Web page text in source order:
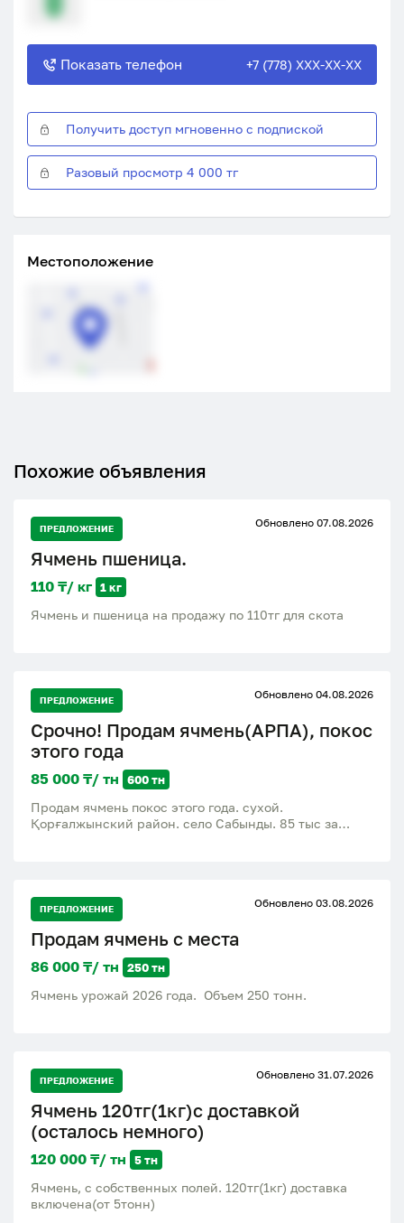
Показать телефон +7 (778) XXX-XX-XX
Получить доступ мгновенно с подпиской
Разовый просмотр 4 000 тг
Местоположение
Похожие объявления
ПРЕДЛОЖЕНИЕ Обновлено 07.08.2026
Ячмень пшеница.
110 ₸/ кг 1 кг
Ячмень и пшеница на продажу по 110тг для скота
ПРЕДЛОЖЕНИЕ Обновлено 04.08.2026
Срочно! Продам ячмень(АРПА), покос
этого года
85 000 ₸/ тн 600 тн
Продам ячмень покос этого года. сухой.
Қорғалжынский район. село Сабынды. 85 тыс за
ПРЕДЛОЖЕНИЕ Обновлено 03.08.2026
Продам ячмень с места
86 000 ₸/ тн 250 тн
Ячмень урожай 2026 года. Объем 250 тонн.
ПРЕДЛОЖЕНИЕ Обновлено 31.07.2026
Ячмень 120тг(1кг)с доставкой
(осталось немного)
120 000 ₸/ тн 5 тн
Ячмень, с собственных полей. 120тг(1кг) доставка
включена(от 5тонн)